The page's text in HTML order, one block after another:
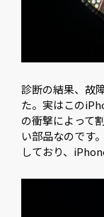
診断の結果、故
た。実はこの
の衝撃によって
い部品なのです
しており、